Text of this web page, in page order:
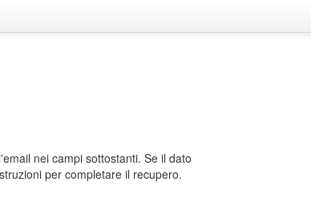
nei campi sottostanti. Se il dato
per completare il recupero.